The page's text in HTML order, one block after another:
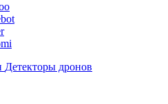
Детекторы дронов